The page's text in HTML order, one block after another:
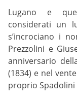
Lugano e
considerati un
s’incrociano i
Prezzolini e
anniversario
(1834) e nel
proprio Spadolini